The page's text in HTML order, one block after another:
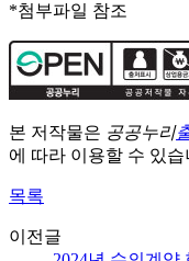
*첨부파일 참조
본 저작물은 공공누리
에 따라 이용할 수 있습
목록
이전글